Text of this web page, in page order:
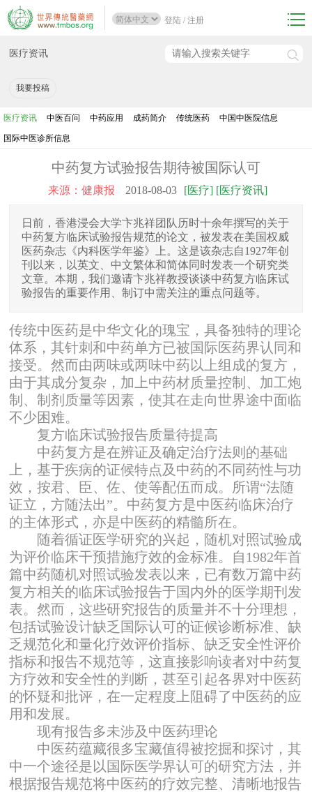
登陆 / 注册
医疗资讯
我要投稿
医疗资讯 中医百问 中药应用 成药简介 传统医药 中国中医院信息
国际中医诊所信息
中药复方试验报告期待被国际认可
来源：健康报 2018-08-03 [医疗] [医疗资讯]
日前，香港浸会大学卞兆祥团队历时十余年撰写的关于
中药复方临床试验报告规范的论文，被发表在美国权威
医药杂志《内科医学年鉴》上。这是该杂志自1927年创
刊以来，以英文、中文繁体和简体同时发表一个研究类
文章。本期，我们邀请卞兆祥教授谈谈中药复方临床试
验报告的重要作用、制订中需关注的重点问题等。
传统中医药是中华文化的瑰宝，具备独特的理论
体系，其针刺和中药单方已被国际医药界认同和
接受。然而由两味或两味中药以上组成的复方，
由于其成分复杂，加上中药材质量控制、加工炮
制、制剂质量等因素，使其在走向世界途中面临
不少困难。
复方临床试验报告质量待提高
中药复方是在辨证及确定治疗法则的基础
上，基于疾病的证候特点及中药的不同药性与功
效，按君、臣、佐、使等配伍而成。所谓“法随
证立，方随法出”。中药复方是中医药临床治疗
的主体形式，亦是中医药的精髓所在。
随着循证医学研究的兴起，随机对照试验成
为评价临床干预措施疗效的金标准。自1982年首
篇中药随机对照试验发表以来，已有数万篇中药
复方相关的临床试验报告于国内外的医学期刊发
表。然而，这些研究报告的质量并不十分理想，
包括试验设计缺乏国际认可的证候诊断标准、缺
乏规范化和量化疗效评价指标、缺乏安全性评价
指标和报告不规范等，这直接影响读者对中药复
方疗效和安全性的判断，甚至引起各界对中医药
的怀疑和批评，在一定程度上阻碍了中医药的应
用和发展。
现有报告多未涉及中医药理论
中医药蕴藏很多宝藏值得被挖掘和探讨，其
中一个途径是以国际医学界认可的研究方法，并
根据报告规范将中医药的疗效完整、清晰地报告